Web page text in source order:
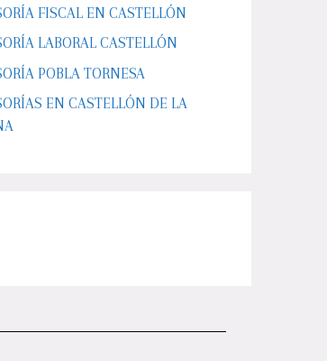
FISCAL EN CASTELLÓN
LABORAL CASTELLÓN
POBLA TORNESA
EN CASTELLÓN DE LA